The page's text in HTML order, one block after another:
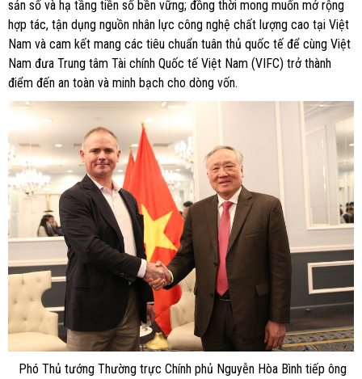
sản số và hạ tầng tiền số bền vững; đồng thời mong muốn mở rộng
hợp tác, tận dụng nguồn nhân lực công nghệ chất lượng cao tại Việt
Nam và cam kết mang các tiêu chuẩn tuân thủ quốc tế để cùng Việt
Nam đưa Trung tâm Tài chính Quốc tế Việt Nam (VIFC) trở thành
điểm đến an toàn và minh bạch cho dòng vốn.
Phó Thủ tướng Thường trực Chính phủ Nguyễn Hòa Bình tiếp ông